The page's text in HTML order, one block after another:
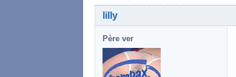
lilly
Père ver